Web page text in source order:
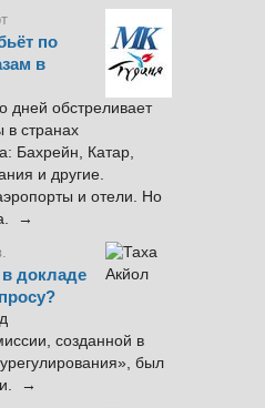
по
в
дней обстреливает
в странах
Бахрейн, Катар,
и другие.
и отели. Но
→
докладе
созданной в
был
→